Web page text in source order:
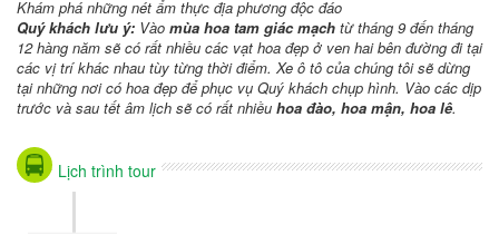
Khám phá những nét ẩm thực địa phương độc đáo
Quý khách lưu ý: Vào mùa hoa tam giác mạch từ tháng 9 đến tháng
12 hàng năm sẽ có rất nhiều các vạt hoa đẹp ở ven hai bên đường đi tại
các vị trí khác nhau tùy từng thời điểm. Xe ô tô của chúng tôi sẽ dừng
tại những nơi có hoa đẹp để phục vụ Quý khách chụp hình. Vào các dịp
trước và sau tết âm lịch sẽ có rất nhiều hoa đào, hoa mận, hoa lê.
Lịch trình tour